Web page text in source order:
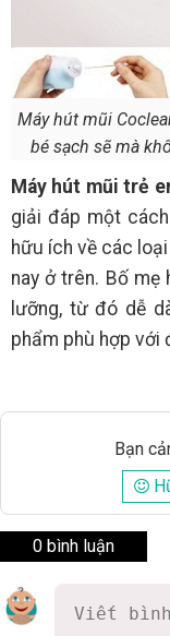
Máy hút mũi
bé sạch sẽ mà
Máy hút mũi trẻ
giải đáp một
hữu ích về các
nay ở trên. Bố
lưỡng, từ đó dễ
phẩm phù hợp với
Bạn
0 bình luận